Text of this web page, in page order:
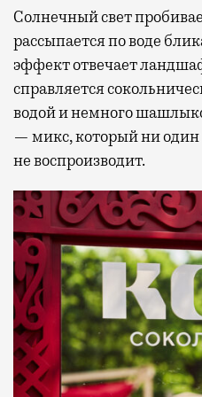
Солнечный свет
рассыпается по воде
эффект отвечает
справляется
водой и немного
— микс, который ни один
не воспроизводит.